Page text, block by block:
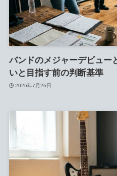
バンドのメジャーデビュー
いと目指す前の判断基準
2026年7月26日